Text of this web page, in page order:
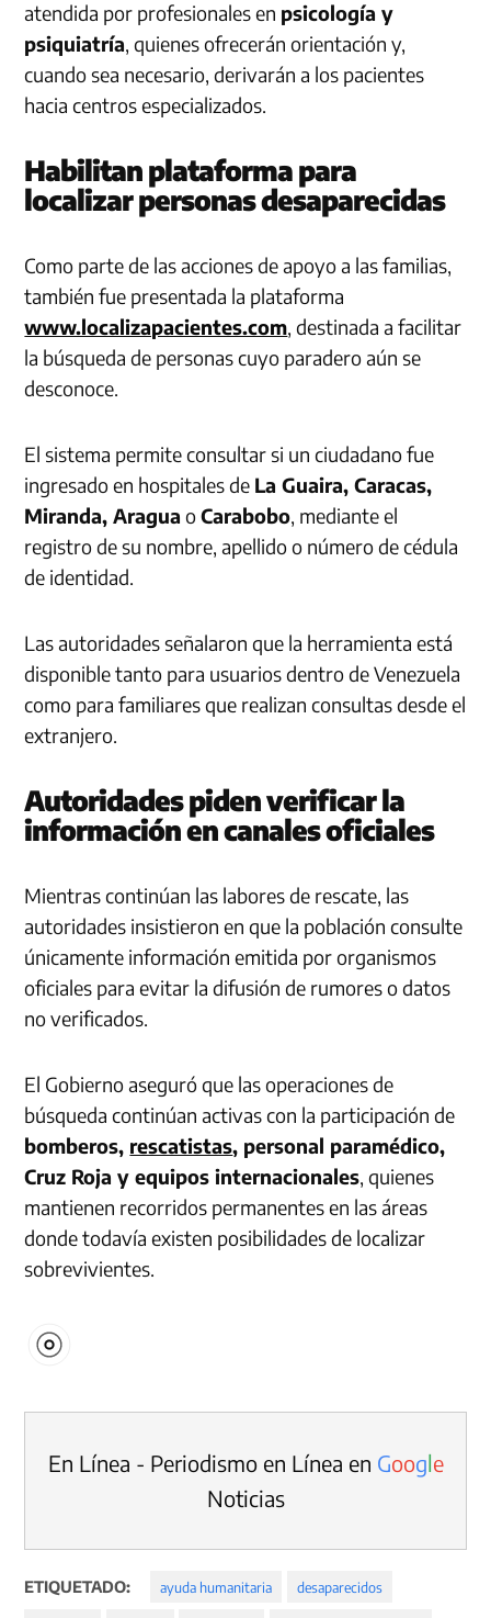
atendida por profesionales en psicología y
psiquiatría, quienes ofrecerán orientación y,
cuando sea necesario, derivarán a los pacientes
hacia centros especializados.
Habilitan plataforma para
localizar personas desaparecidas
Como parte de las acciones de apoyo a las familias,
también fue presentada la plataforma
www.localizapacientes.com, destinada a facilitar
la búsqueda de personas cuyo paradero aún se
desconoce.
El sistema permite consultar si un ciudadano fue
ingresado en hospitales de La Guaira, Caracas,
Miranda, Aragua oCarabobo, mediante el
registro de su nombre, apellido o número de cédula
de identidad.
Las autoridades señalaron que la herramienta está
disponible tanto para usuarios dentro de Venezuela
como para familiares que realizan consultas desde el
extranjero.
Autoridades piden verificar la
información en canales oficiales
Mientras continúan las labores de rescate, las
autoridades insistieron en que la población consulte
únicamente información emitida por organismos
oficiales para evitar la difusión de rumores o datos
no verificados.
El Gobierno aseguró que las operaciones de
búsqueda continúan activas con la participación de
bomberos, rescatistas, personal paramédico,
Cruz Roja y equipos internacionales, quienes
mantienen recorridos permanentes en las áreas
donde todavía existen posibilidades de localizar
sobrevivientes.
En Línea - Periodismo en Línea en Google
Noticias
ETIQUETADO: ayuda humanitaria desaparecidos